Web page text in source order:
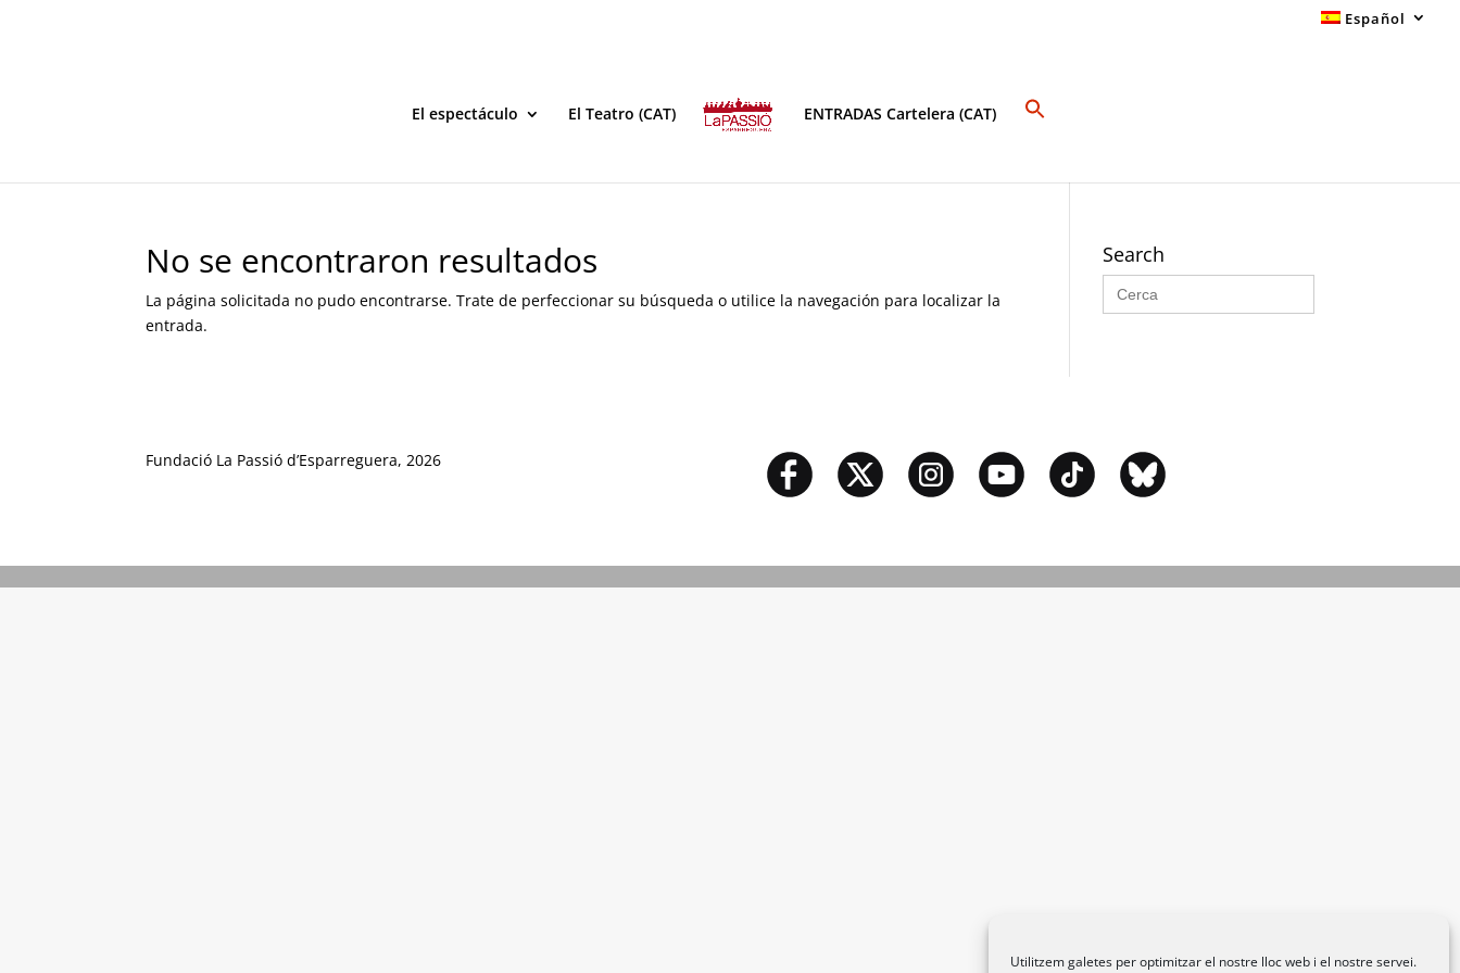
Utilitzem galetes per optimitzar el nostre lloc web i el nostre servei.
Español
El espectáculo El Teatro (CAT) ENTRADAS Cartelera (CAT)
No se encontraron resultados
La página solicitada no pudo encontrarse. Trate de perfeccionar su búsqueda o utilice la navegación para localizar la
entrada.
Search
Buscar:
Fundació La Passió d’Esparreguera, 2026